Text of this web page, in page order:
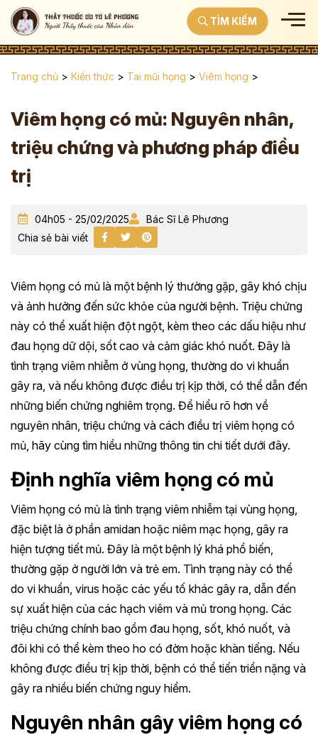
TÌM KIẾM
Trang chủ > Kiến thức > Tai mũi họng > Viêm họng >
Viêm họng có mủ: Nguyên nhân,
triệu chứng và phương pháp điều
trị
04h05 - 25/02/2025
Bác Sĩ Lê Phương
Chia sẻ bài viết
Viêm họng có mủ là một bệnh lý thường gặp, gây khó chịu
và ảnh hưởng đến sức khỏe của người bệnh. Triệu chứng
này có thể xuất hiện đột ngột, kèm theo các dấu hiệu như
đau họng dữ dội, sốt cao và cảm giác khó nuốt. Đây là
tình trạng viêm nhiễm ở vùng họng, thường do vi khuẩn
gây ra, và nếu không được điều trị kịp thời, có thể dẫn đến
những biến chứng nghiêm trọng. Để hiểu rõ hơn về
nguyên nhân, triệu chứng và cách điều trị viêm họng có
mủ, hãy cùng tìm hiểu những thông tin chi tiết dưới đây.
Định nghĩa viêm họng có mủ
Viêm họng có mủ là tình trạng viêm nhiễm tại vùng họng,
đặc biệt là ở phần amidan hoặc niêm mạc họng, gây ra
hiện tượng tiết mủ. Đây là một bệnh lý khá phổ biến,
thường gặp ở người lớn và trẻ em. Tình trạng này có thể
do vi khuẩn, virus hoặc các yếu tố khác gây ra, dẫn đến
sự xuất hiện của các hạch viêm và mủ trong họng. Các
triệu chứng chính bao gồm đau họng, sốt, khó nuốt, và
đôi khi có thể kèm theo ho có đờm hoặc khàn tiếng. Nếu
không được điều trị kịp thời, bệnh có thể tiến triển nặng và
gây ra nhiều biến chứng nguy hiểm.
Nguyên nhân gây viêm họng có